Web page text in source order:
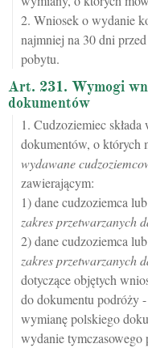
2. Wniosek o wydanie
najmniej na 30 dni
pobytu.
Art. 231. Wymogi
dokumentów
1. Cudzoziemiec
dokumentów, o których
wydawane
zawierającym:
1) dane cudzoziemca
zakres przetwarzanych
2) dane cudzoziemca
zakres przetwarzanych
dotyczące objętych
do dokumentu podróży
wymianę polskiego
wydanie